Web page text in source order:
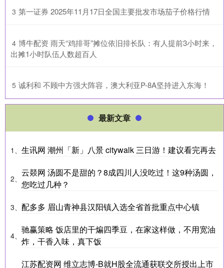
3 ​第一证券 2025年11月17日全国主要批发市场茄子价格行情
4 ​博牛配资 雨天“鸡排哥”摊位依旧排长队：有人提前3小时来，
出摊1小时队伍人数超百人
5 ​诚利和 不顾中方强大阵容，澳大利亚P-8A坚持进入东海！
最新文章
1、 生讯网 潮州「新」八景 citywalk 三日游！建议看完再去
2、
云燚网 汤圆不是甜的？8成四川人没吃过！这9种汤圆，
您吃过几种？
3、 配多多 眉山青神县汉阳镇入选全省首批重点中心镇
4、
驰赢策略 饭店里的干煸四季豆，在家这样做，不用宽油
炸，干香入味，真下饭
江苏配资网 维立志博-B就H股全流通获联交所授出上市